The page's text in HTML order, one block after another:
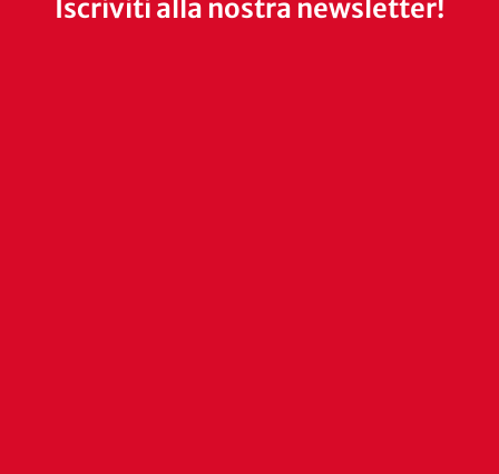
Iscriviti alla nostra newsletter!